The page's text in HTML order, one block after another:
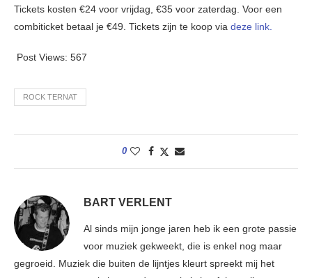
Tickets kosten €24 voor vrijdag, €35 voor zaterdag. Voor een
combiticket betaal je €49. Tickets zijn te koop via deze link.
Post Views: 567
ROCK TERNAT
0
BART VERLENT
Al sinds mijn jonge jaren heb ik een grote passie
voor muziek gekweekt, die is enkel nog maar
gegroeid. Muziek die buiten de lijntjes kleurt spreekt mij het